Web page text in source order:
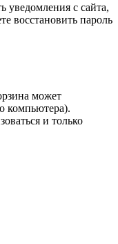
уведомления с сайта,
восстановить пароль
может
компьютера).
и только